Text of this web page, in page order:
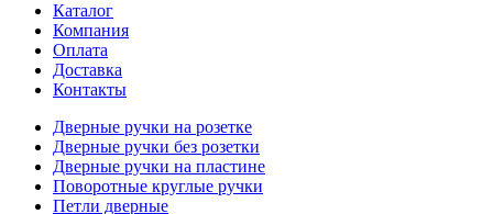
Каталог
Компания
Оплата
Доставка
Контакты
Дверные ручки на розетке
Дверные ручки без розетки
Дверные ручки на пластине
Поворотные круглые ручки
Петли дверные